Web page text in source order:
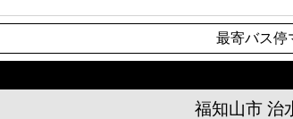
最寄バス停
福知山市 治